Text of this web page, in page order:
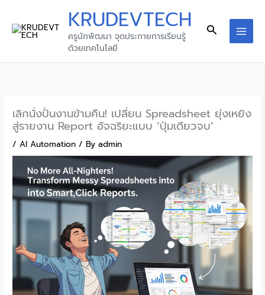
content
KRUDEVTECH
ครูนักพัฒนา จุดประกายการเรียนรู้
ด้วยเทคโนโลยี
Search
เลิกนั่งปั่นงานข้ามคืน! เปลี่ยน Spreadsheet ยุ่งเหยิง
สู่รายงาน Report อัจฉริยะแบบ ‘ปุ่มเดียวจบ’
/AI Automation / Byadmin